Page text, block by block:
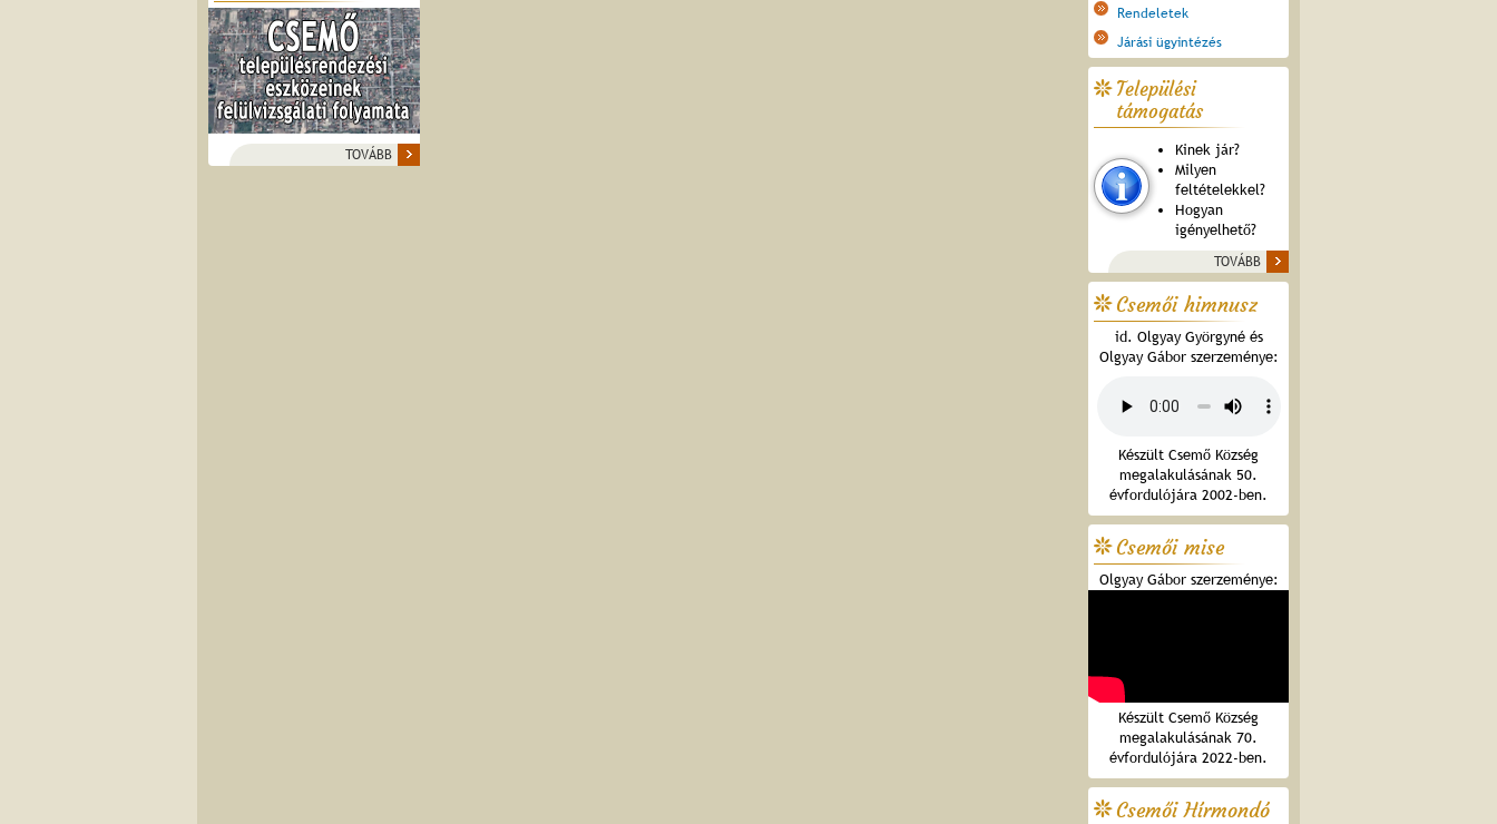
TOVÁBB
Rendeletek
Járási ügyintézés
Települési
támogatás
Kinek jár?
Milyen
feltételekkel?
Hogyan
igényelhető?
TOVÁBB
Csemői himnusz
id. Olgyay Györgyné és
Olgyay Gábor szerzeménye:
Készült Csemő Község
megalakulásának 50.
évfordulójára 2002-ben.
Csemői mise
Olgyay Gábor szerzeménye:
Készült Csemő Község
megalakulásának 70.
évfordulójára 2022-ben.
Csemői Hírmondó